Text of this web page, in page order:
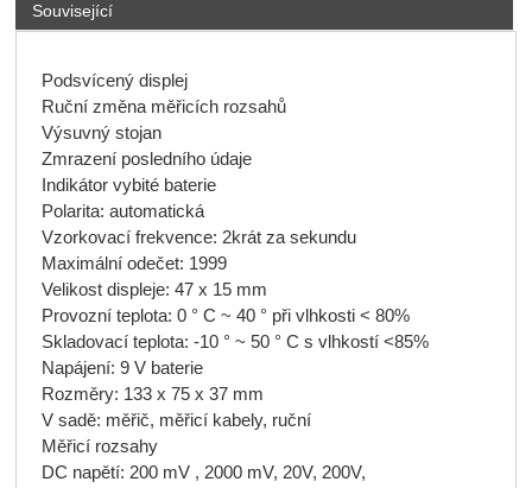
Související
Podsvícený displej
Ruční změna měřicích rozsahů
Výsuvný stojan
Zmrazení posledního údaje
Indikátor vybité baterie
Polarita: automatická
Vzorkovací frekvence: 2krát za sekundu
Maximální odečet: 1999
Velikost displeje: 47 x 15 mm
Provozní teplota: 0 ° C ~ 40 ° při vlhkosti < 80%
Skladovací teplota: -10 ° ~ 50 ° C s vlhkostí <85%
Napájení: 9 V baterie
Rozměry: 133 x 75 x 37 mm
V sadě: měřič, měřicí kabely, ruční
Měřicí rozsahy
DC napětí: 200 mV , 2000 mV, 20V, 200V,